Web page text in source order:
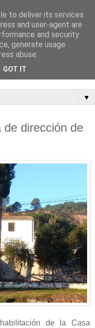
▼
de dirección de
de la Casa
to deliver its services
and user-agent are
and security
generate usage
abuse.
GOT IT